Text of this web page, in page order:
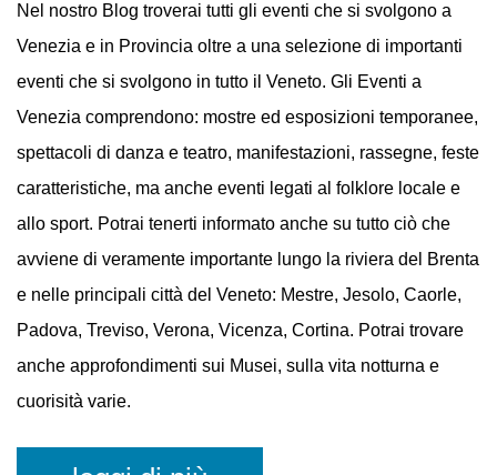
EVENTI A VENEZIA
Nel nostro Blog troverai tutti gli eventi che si svolgono a
Venezia e in Provincia oltre a una selezione di importanti
eventi che si svolgono in tutto il Veneto. Gli Eventi a
Venezia comprendono: mostre ed esposizioni temporanee,
spettacoli di danza e teatro, manifestazioni, rassegne, feste
caratteristiche, ma anche eventi legati al folklore locale e
allo sport. Potrai tenerti informato anche su tutto ciò che
avviene di veramente importante lungo la riviera del Brenta
e nelle principali città del Veneto: Mestre, Jesolo, Caorle,
Padova, Treviso, Verona, Vicenza, Cortina. Potrai trovare
cuorisità varie.